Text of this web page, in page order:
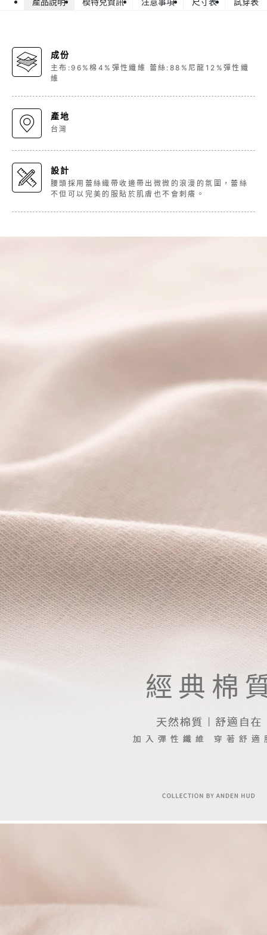
成份
主布:96%棉4%彈性纖維 蕾絲:88%尼龍12%彈性纖
維
產地
台灣
設計
腰頭採用蕾絲織帶收邊帶出微微的浪漫的氛圍，蕾絲
不但可以完美的服貼於肌膚也不會刺癢。